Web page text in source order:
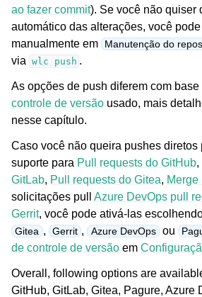
ao fazer commit). Se você não quiser
automático das alterações, você
manualmente em
Manutenção do
via wlc push .
As opções de push diferem com base
controle de versão usado, mais
nesse capítulo.
Caso você não queira pushes diretos
suporte para Pull requests do GitHub,
GitLab, Pull requests do Gitea,
solicitações pull Azure DevOps pull
Gerrit, você pode ativá-las
Gitea , Gerrit , Azure DevOps ou
de controle de versão em
Overall, following options are
GitHub, GitLab, Gitea, Pagure, Azure